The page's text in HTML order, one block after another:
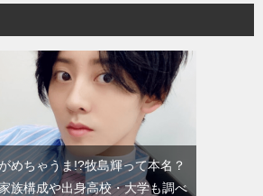
めちゃうま!?牧島輝って本名？
族構成や出身高校・大学も調べ